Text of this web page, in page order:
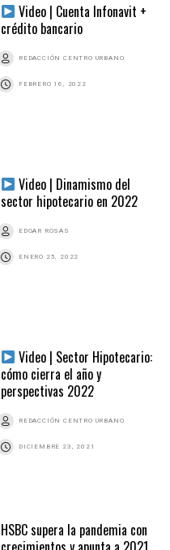
Video | Cuenta Infonavit +
crédito bancario
REDACCIÓN CENTRO URBANO
FEBRERO 16, 2022
Video | Dinamismo del
sector hipotecario en 2022
EDGAR ROSAS
ENERO 25, 2022
Video | Sector Hipotecario:
cómo cierra el año y
perspectivas 2022
REDACCIÓN CENTRO URBANO
DICIEMBRE 23, 2021
HSBC supera la pandemia con